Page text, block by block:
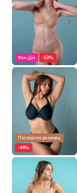
Фан Дні -53%
Последние размеры
-44%